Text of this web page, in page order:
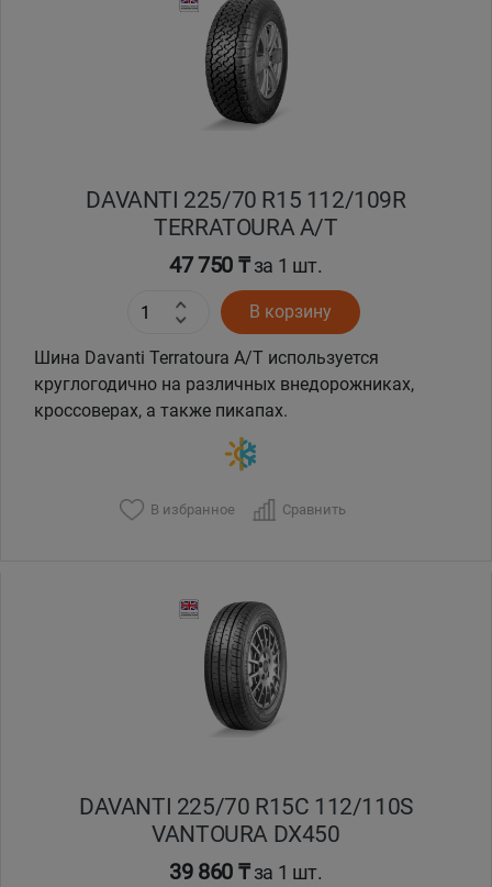
DAVANTI 225/70 R15 112/109R
TERRATOURA A/T
47 750 ₸за 1 шт.
В корзину
Шина Davanti Terratoura A/T используется
круглогодично на различных внедорожниках,
кроссоверах, а также пикапах.
В избранное Сравнить
DAVANTI 225/70 R15C 112/110S
VANTOURA DX450
39 860 ₸за 1 шт.
Павлодар
Талдыкорган